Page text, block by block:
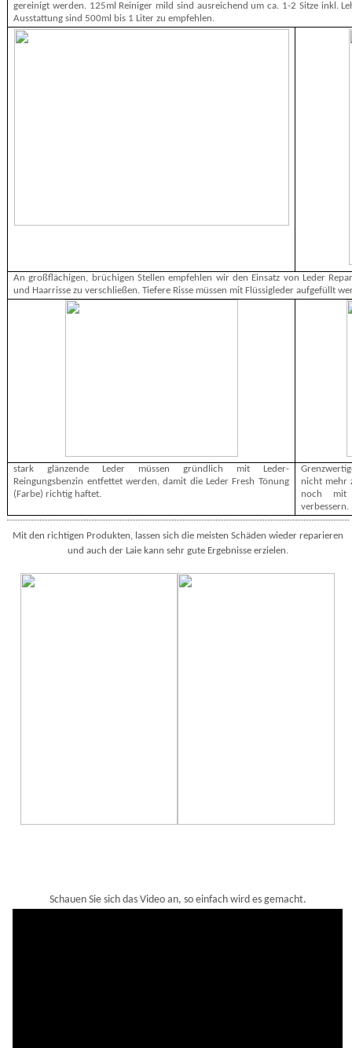
gereinigt werden. 125ml Reiniger mild sind ausreichend um ca. 1-2 Sitze inkl.
Ausstattung sind 500ml bis 1 Liter zu empfehlen.
An großflächigen, brüchigen Stellen empfehlen wir den Einsatz von Leder
und Haarrisse zu verschließen. Tiefere Risse müssen mit Flüssigleder aufgefüllt
stark glänzende Leder müssen gründlich mit Leder-
Reingungsbenzin entfettet werden, damit die Leder Fresh Tönung
(Farbe) richtig haftet.
nicht mehr
noch mit
verbessern.
Mit den richtigen Produkten, lassen sich die meisten Schäden wieder reparieren
und auch der Laie kann sehr gute Ergebnisse erzielen.
Schauen Sie sich das Video an, so einfach wird es gemacht.